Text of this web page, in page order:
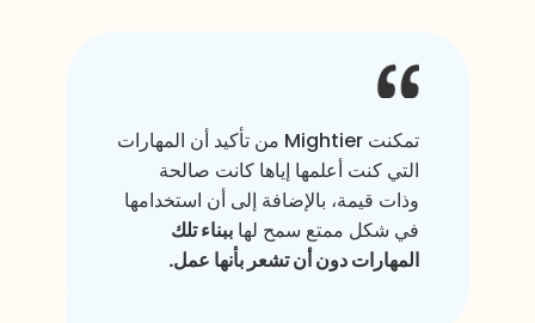
تمكنت Mightier من تأكيد أن المهارات
التي كنت أعلمها إياها كانت صالحة
وذات قيمة، بالإضافة إلى أن استخدامها
في شكل ممتع سمح لهاببناء تلك
المهارات دون أن تشعر بأنها عمل.